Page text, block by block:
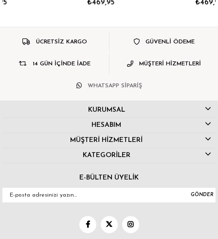
ÜCRETSİZ KARGO GÜVENLİ ÖDEME
14 GÜN İÇİNDE İADE MÜŞTERİ HİZMETLERİ
WHATSAPP SİPARİŞ
KURUMSAL
HESABIM
MÜŞTERİ HİZMETLERİ
KATEGORİLER
E-BÜLTEN ÜYELİK
GÖNDER